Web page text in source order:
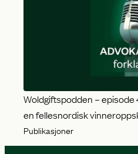
Woldgiftspodden – episode
en fellesnordisk
Publikasjoner